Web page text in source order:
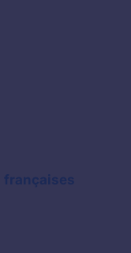
françaises